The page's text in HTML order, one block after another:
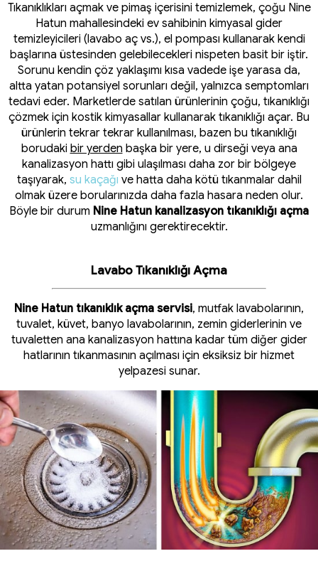
Tıkanıklıkları açmak ve pimaş içerisini temizlemek, çoğu Nine
Hatun mahallesindeki ev sahibinin kimyasal gider
temizleyicileri (lavabo aç vs.), el pompası kullanarak kendi
başlarına üstesinden gelebilecekleri nispeten basit bir iştir.
Sorunu kendin çöz yaklaşımı kısa vadede işe yarasa da,
altta yatan potansiyel sorunları değil, yalnızca semptomları
tedavi eder. Marketlerde satılan ürünlerinin çoğu, tıkanıklığı
çözmek için kostik kimyasallar kullanarak tıkanıklığı açar. Bu
ürünlerin tekrar tekrar kullanılması, bazen bu tıkanıklığı
borudaki bir yerden başka bir yere, u dirseği veya ana
kanalizasyon hattı gibi ulaşılması daha zor bir bölgeye
taşıyarak, su kaçağı ve hatta daha kötü tıkanmalar dahil
olmak üzere borularınızda daha fazla hasara neden olur.
Böyle bir durum Nine Hatun kanalizasyon tıkanıklığı açma
uzmanlığını gerektirecektir.
Lavabo Tıkanıklığı Açma
Nine Hatun tıkanıklık açma servisi, mutfak lavabolarının,
tuvalet, küvet, banyo lavabolarının, zemin giderlerinin ve
tuvaletten ana kanalizasyon hattına kadar tüm diğer gider
hatlarının tıkanmasının açılması için eksiksiz bir hizmet
yelpazesi sunar.